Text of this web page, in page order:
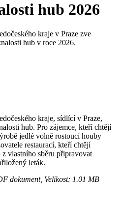
hub 2026
kraje v Praze zve
hub v roce 2026.
kraje, sídlící v Praze,
hub. Pro zájemce, kteří chtějí
jedlé volně rostoucí houby
restaurací, kteří chtějí
vlastního sběru připravovat
leták.
dokument, Velikost: 1.01 MB